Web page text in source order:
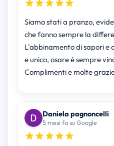
Siamo stati a pranzo,
che fanno sempre la
L'abbinamento di sapori e
e unico, osare è sempre
Complimenti e molte
Daniela pagnoncelli
5 mesi fa su Google